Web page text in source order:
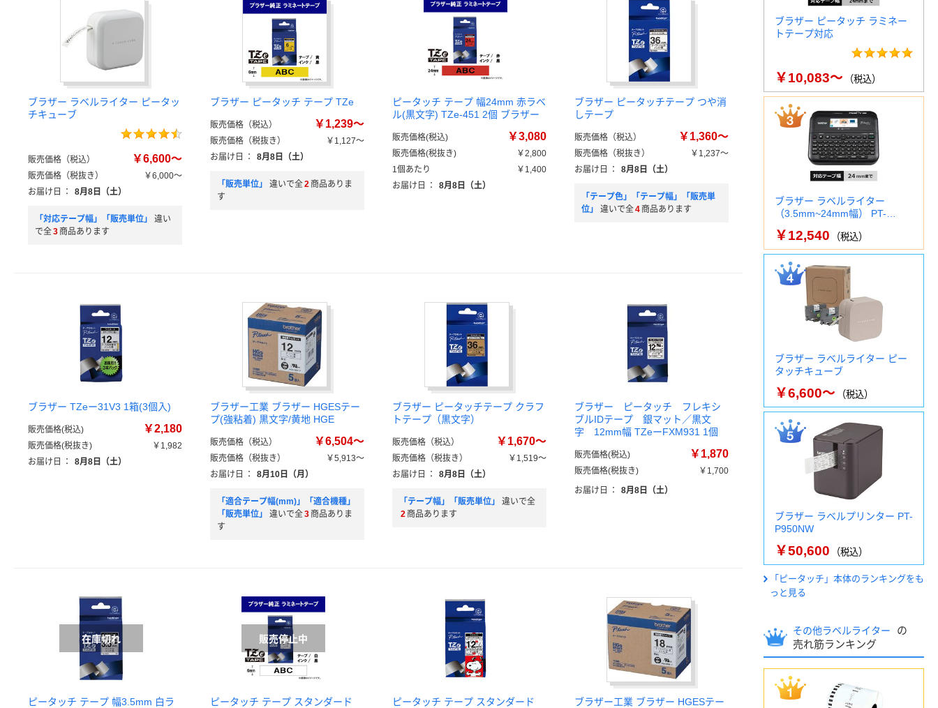
ブラザー ラベルライター ピータッ
チキューブ
販売価格（税込） ￥6,600～
販売価格（税抜き）
￥6,000～
お届け日
： 8月8日（土）
「対応テープ幅」「販売単位」
違い
で全3 商品あります
ブラザー ピータッチ テープ TZe
販売価格（税込） ￥1,239～
販売価格（税抜き）
￥1,127～
お届け日
： 8月8日（土）
「販売単位」 違いで全2 商品ありま
す
ピータッチ テープ 幅24mm 赤ラベ
ル(黒文字) TZe-451 2個 ブラザー
販売価格(税込) ￥3,080
販売価格(税抜き)
￥2,800
1個あたり
￥1,400
お届け日
： 8月8日（土）
ブラザー ピータッチテープ つや消
しテープ
販売価格（税込） ￥1,360～
販売価格（税抜き）
￥1,237～
お届け日
： 8月8日（土）
「テープ色」「テープ幅」「販売単
位」
違いで全4 商品あります
ブラザー TZeー31V3 1箱(3個入)
販売価格(税込) ￥2,180
販売価格(税抜き)
￥1,982
お届け日
： 8月8日（土）
ブラザー工業 ブラザー HGESテー
プ(強粘着) 黒文字/黄地 HGE
販売価格（税込） ￥6,504～
販売価格（税抜き）
￥5,913～
お届け日
： 8月10日（月）
「適合テープ幅(mm)」「適合機種」
「販売単位」
違いで全3 商品ありま
す
ブラザー ピータッチテープ クラフ
トテープ（黒文字）
販売価格（税込） ￥1,670～
販売価格（税抜き）
￥1,519～
お届け日
： 8月8日（土）
「テープ幅」「販売単位」
違いで全
2 商品あります
ブラザー ピータッチ フレキシ
ブルIDテープ 銀マット／黒文
字 12mm幅 TZeーFXM931 1個
販売価格(税込) ￥1,870
販売価格(税抜き)
￥1,700
お届け日
： 8月8日（土）
ピータッチ テープ 幅3.5mm 白ラ
ピータッチ テープ スタンダード
ピータッチ テープ スタンダード
ブラザー工業 ブラザー HGESテー
ブラザー ピータッチ ラミネー
トテープ対応
￥10,083～ （税込）
ブラザー ラベルライター
（3.5mm~24mm幅） PT-…
￥12,540 （税込）
ブラザー ラベルライター ピー
タッチキューブ
￥6,600～ （税込）
ブラザー ラベルプリンター PT-
P950NW
￥50,600 （税込）
「ピータッチ」本体のランキングをも
っと見る
その他ラベルライター
の
売れ筋ランキング